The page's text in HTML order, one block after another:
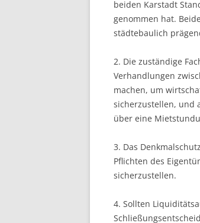
beiden Karstadt
genommen hat.
städtebaulich
2. Die zuständige
Verhandlungen
machen, um
sicherzustellen, und
über eine
3. Das
Pflichten des
sicherzustellen.
4. Sollten